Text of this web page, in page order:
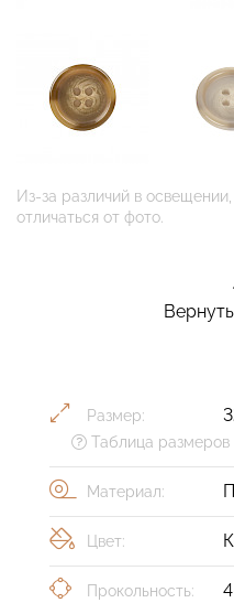
Из-за различий в
отличаться от фото.
Размер:
Таблица размеров
Материал:
Цвет:
Прокольность: